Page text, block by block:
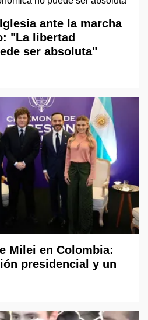
ante la marcha
"La libertad
ser absoluta"
Milei en Colombia:
presidencial y un